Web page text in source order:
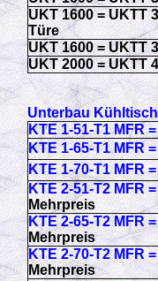
UKT 1600 = UKTT
Türe
UKT 1600 = UKTT
UKT 2000 = UKTT
Unterbau
KTE 1-51-T1 MFR
KTE 1-65-T1 MFR
KTE 1-70-T1 MFR
KTE 2-51-T2 MFR
Mehrpreis
KTE 2-65-T2 MFR
Mehrpreis
KTE 2-70-T2 MFR
Mehrpreis